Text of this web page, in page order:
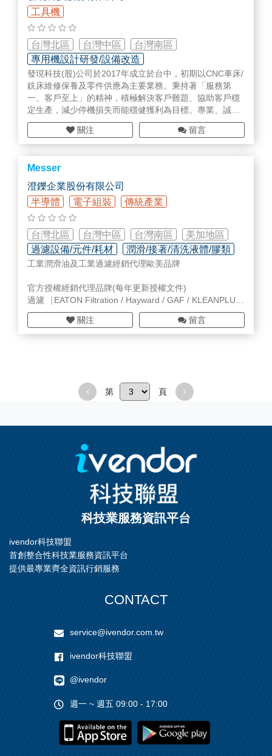
工具機
台灣北區 台灣中區
台灣南區
專用機設計研發/設備改造
智慧工廠規劃/設備/部品
其他(未分類)
發現科技(股)公司於2017年成立於台中，初期以CNC車床/
銑床維修保養及零件供應為主要業務。秉持著「服務第
一、客戶至上」的精神，積極解決客戶難題、協助客戶穩
定生產，減少停機損失而能穩健獲利為目標。專業、誠
信、創新是我們的經營理念。於2018年開發自有產品，如
油水過濾設備，油霧回收，自動化機械手整合服務，以及
代理國外優質產品配件，如特殊輕量化夾具系統、自動定
量混和幫浦等，希望能進一步協助客戶提高加工品質、生
產效率、提升自動化智慧化生產能力並降低成本使台灣的
加工產業在國際舞台更具競爭力。
MIXTRON 油水混合器 適用各式切削油 切削水
車床 铣床 磨床
https://www.findnology.com/
關注 留言
Messer
澄鑠企業股份有限公司
半導體
電子組裝 傳統產業
台灣北區 台灣中區 台灣南區
美加地區
過濾設備/元件/耗材
潤滑/接著/清洗液體/膠類
人力服務/技術顧問
工業潤滑油及工業過濾經銷代理歐美品牌
官方授權經銷代理品牌(每年更新授權文件)
過濾⎹ EATON Filtration / Hayward / GAF / KLEANPLUS
潤滑油⎹ BP / Castrol / ENI / DOW / Veedol / Casoku
工業潤滑油 / 齒輪油 / 液壓油 / 各類金屬加工油 / 風力發電
燭式過濾 / 高壓過濾 / 微米過濾 / 奈米過濾 / ESG認證 / 循
關注 留言
第 頁
科技業服務資訊平台
ivendor科技聯盟
首創整合性科技業服務資訊平台
提供最專業齊全資訊行銷服務
CONTACT
service@ivendor.com.tw
ivendor科技聯盟
@ivendor
週一 ~ 週五 09:00 - 17:00